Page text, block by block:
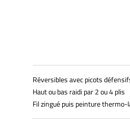
Réversibles avec picots
Haut ou bas raidi par 2 ou 4 plis
Fil zingué puis peinture